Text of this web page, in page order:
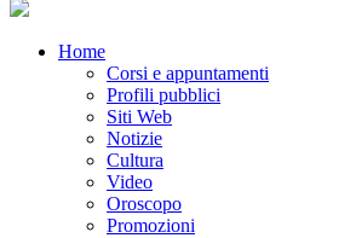
Home
Corsi e appuntamenti
Profili pubblici
Siti Web
Notizie
Cultura
Video
Oroscopo
Promozioni